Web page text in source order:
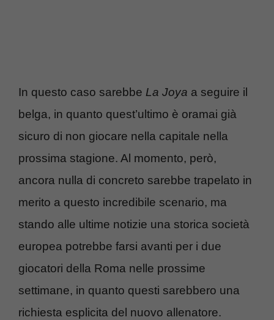
In questo caso sarebbe La Joya a seguire il
belga, in quanto quest’ultimo è oramai già
sicuro di non giocare nella capitale nella
prossima stagione. Al momento, però,
ancora nulla di concreto sarebbe trapelato in
merito a questo incredibile scenario, ma
stando alle ultime notizie una storica società
europea potrebbe farsi avanti per i due
giocatori della Roma nelle prossime
settimane, in quanto questi sarebbero una
richiesta esplicita del nuovo allenatore.